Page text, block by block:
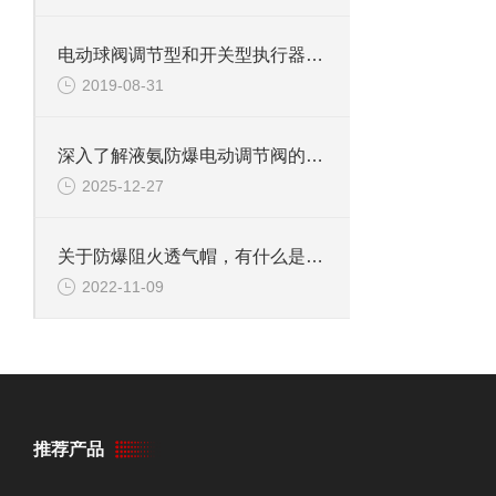
电动球阀调节型和开关型执行器的区别
2019-08-31
深入了解液氨防爆电动调节阀的工作原理与应用
2025-12-27
关于防爆阻火透气帽，有什么是我们不知道的？
2022-11-09
推荐产品